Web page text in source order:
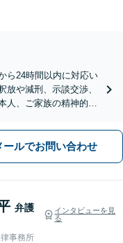
ら24時間以内に対応い
放や減刑、示談交渉、
、ご家族の精神的支
ールでお問い合わせ
弁護
インタビューを見
る
律事務所